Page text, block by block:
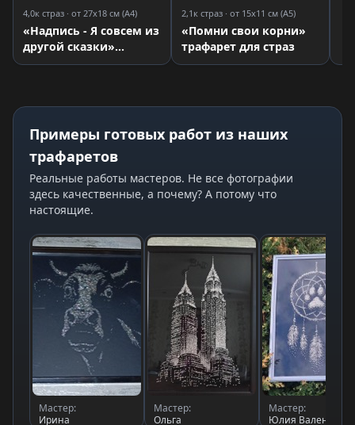
4,0к страз · от 27x18 см (A4)
«Надпись - Я совсем из
другой сказки»
трафарет для страз
2,1к страз · от 15x11 см (A5)
«Помни свои корни»
трафарет для страз
Примеры готовых работ из наших
трафаретов
Реальные работы мастеров. Не все фотографии
здесь качественные, а почему? А потому что
настоящие.
Мастер:
Ирина
Мастер:
Ольга
Мастер:
Юлия